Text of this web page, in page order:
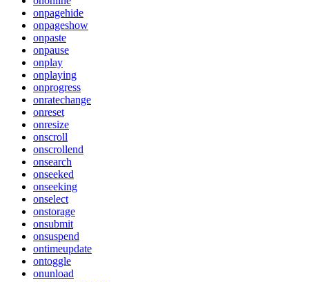
onpagehide
onpageshow
onpaste
onpause
onplay
onplaying
onprogress
onratechange
onreset
onresize
onscroll
onscrollend
onsearch
onseeked
onseeking
onselect
onstorage
onsubmit
onsuspend
ontimeupdate
ontoggle
onunload